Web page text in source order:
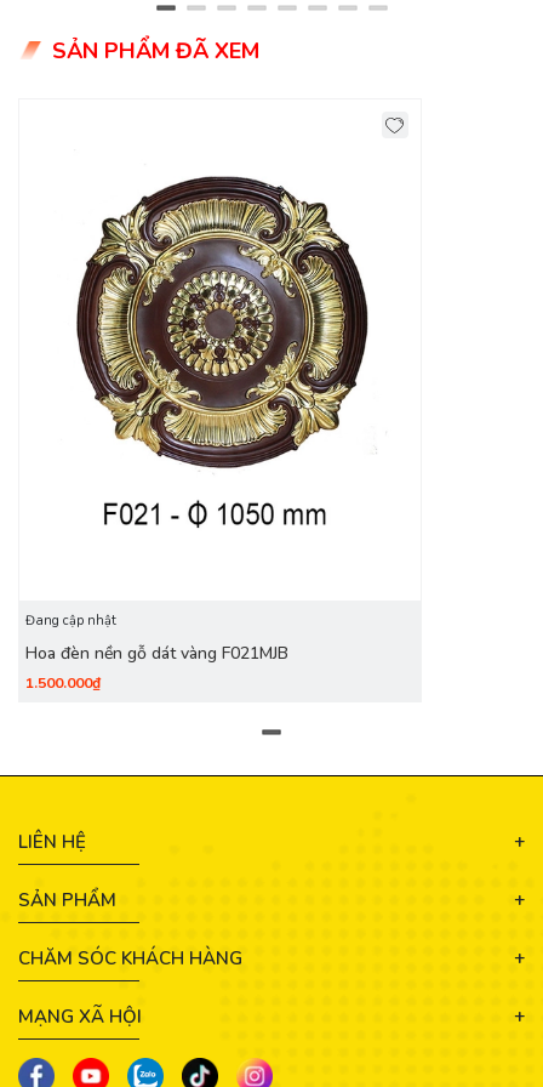
SẢN PHẨM ĐÃ XEM
Đang cập nhật
Hoa đèn nền gỗ dát vàng F021MJB
1.500.000₫
LIÊN HỆ
SẢN PHẨM
CHĂM SÓC KHÁCH HÀNG
MẠNG XÃ HỘI